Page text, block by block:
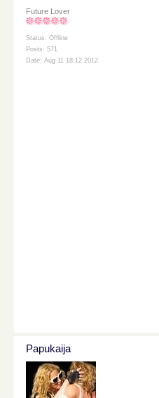
Future Lover
Status: Offline
Posts: 571
Date: Aug 11 18:12 2012
Papukaija